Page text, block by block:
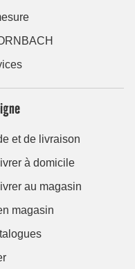
et de livraison
à domicile
au magasin
magasin